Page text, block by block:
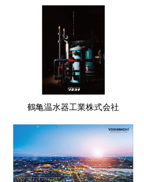
鶴亀温水器工業株式会社